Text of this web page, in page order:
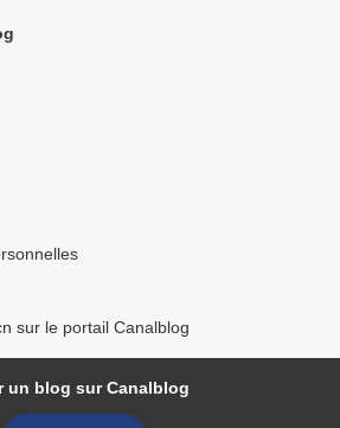
sur le portail Canalblog
un blog sur Canalblog